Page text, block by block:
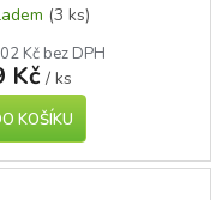
(3 ks)
Kč bez DPH
Kč / ks
KOŠÍKU